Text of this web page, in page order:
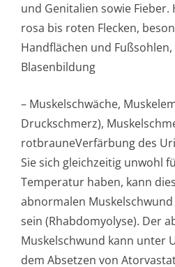
und Genitalien sowie
rosa bis roten Flecken,
Handflächen und
Blasenbildung
– Muskelschwäche,
Druckschmerz),
rotbrauneVerfärbung des
Sie sich gleichzeitig unwohl
Temperatur haben, kann
abnormalen
sein (Rhabdomyolyse). Der
Muskelschwund kann unter
dem Absetzen von